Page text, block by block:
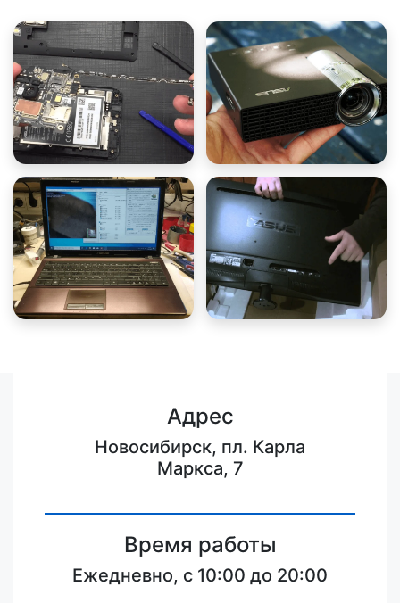
Адрес
Новосибирск, пл. Карла
Маркса, 7
Время работы
Ежедневно, с 10:00 до 20:00